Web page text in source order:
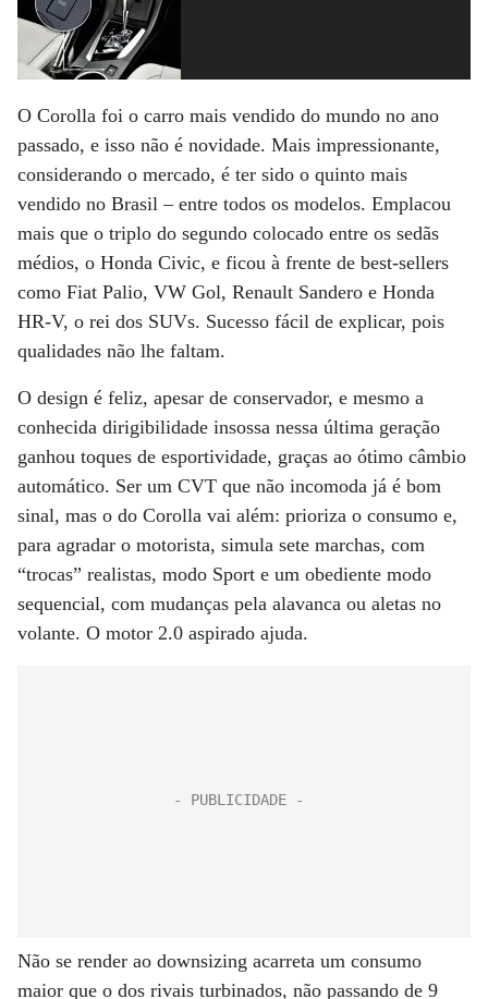
O Corolla foi o carro mais vendido do mundo no ano
passado, e isso não é novidade. Mais impressionante,
considerando o mercado, é ter sido o quinto mais
vendido no Brasil – entre todos os modelos. Emplacou
mais que o triplo do segundo colocado entre os sedãs
médios, o Honda Civic, e ficou à frente de best-sellers
como Fiat Palio, VW Gol, Renault Sandero e Honda
HR-V, o rei dos SUVs. Sucesso fácil de explicar, pois
qualidades não lhe faltam.
O design é feliz, apesar de conservador, e mesmo a
conhecida dirigibilidade insossa nessa última geração
ganhou toques de esportividade, graças ao ótimo câmbio
automático. Ser um CVT que não incomoda já é bom
sinal, mas o do Corolla vai além: prioriza o consumo e,
para agradar o motorista, simula sete marchas, com
“trocas” realistas, modo Sport e um obediente modo
sequencial, com mudanças pela alavanca ou aletas no
volante. O motor 2.0 aspirado ajuda.
Não se render ao downsizing acarreta um consumo
maior que o dos rivais turbinados, não passando de 9